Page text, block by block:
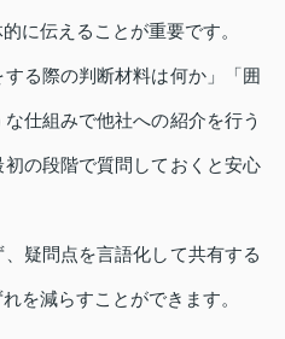
に伝えることが重要です。
る際の判断材料は何か」「囲
仕組みで他社への紹介を行う
の段階で質問しておくと安心
疑問点を言語化して共有する
を減らすことができます。